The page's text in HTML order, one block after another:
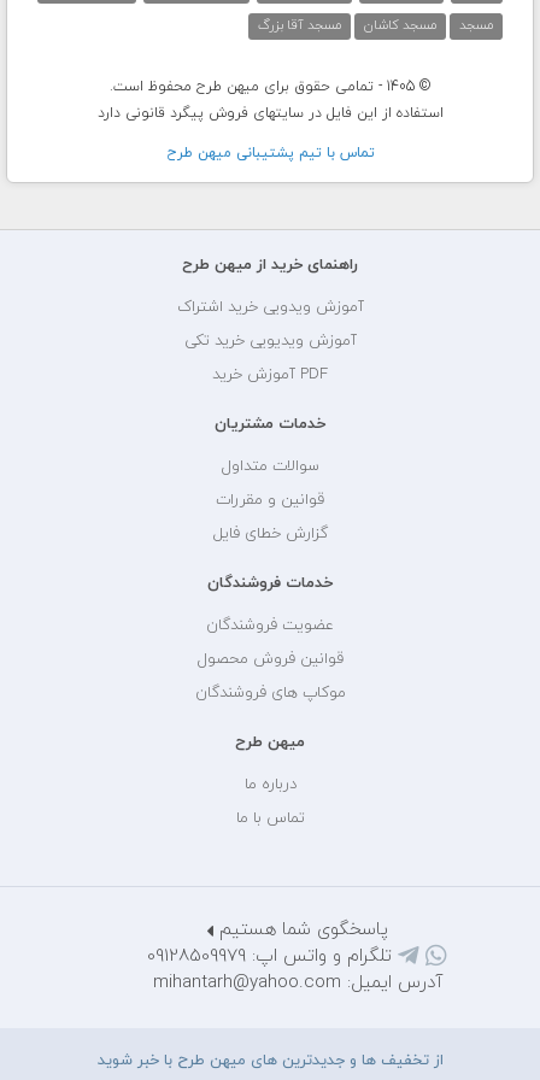
مسجد
مسجد کاشان مسجد آقا بزرگ
© 1405 - تمامی حقوق برای میهن طرح محفوظ است.
استفاده از این فایل در سایتهای فروش پیگرد قانونی دارد
تماس با تيم پشتيبانی ميهن طرح
راهنمای خرید از میهن طرح
آموزش ویدویی خرید اشتراک
آموزش ویدیویی خرید تکی
PDF آموزش خرید
خدمات مشتریان
سوالات متداول
قوانین و مقررات
گزارش خطای فایل
خدمات فروشندگان
عضویت فروشندگان
قوانین فروش محصول
موکاپ های فروشندگان
میهن طرح
درباره ما
تماس با ما
پاسخگوی شما هستیم
تلگرام و واتس اپ: 09128509979
آدرس ایمیل: mihantarh@yahoo.com
از تخفیف ها و جدیدترین های میهن طرح با خبر شوید